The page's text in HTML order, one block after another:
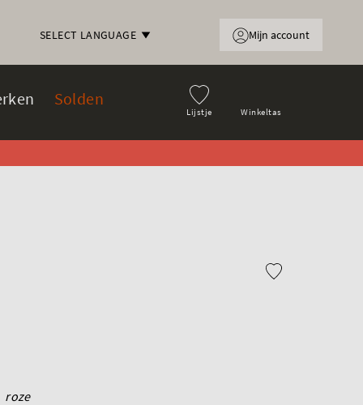
SELECT LANGUAGE
Lijstje Winkeltas
Solden
Mijn account
roze